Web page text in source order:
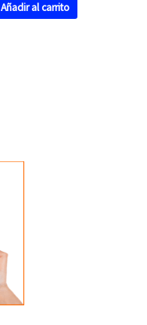
Añadir al carrito